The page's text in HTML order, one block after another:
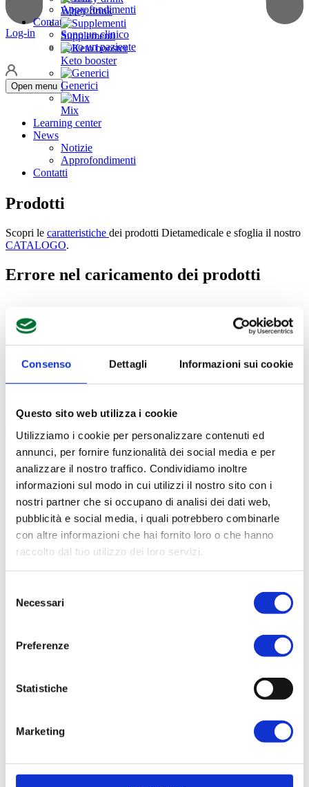
Consenso Dettagli Informazioni sui cookie
Questo sito web utilizza i cookie
Utilizziamo i cookie per personalizzare contenuti ed
annunci, per fornire funzionalità dei social media e per
analizzare il nostro traffico. Condividiamo inoltre
informazioni sul modo in cui utilizzi il nostro sito con i
nostri partner che si occupano di analisi dei dati web,
pubblicità e social media, i quali potrebbero combinarle
con altre informazioni che hai fornito loro o che hanno
raccolto dal tuo utilizzo dei loro servizi.
delNecessari
Preferenze
Statistiche
Marketing
Log-in
Approfondimenti
Contatti
Sono un clinico
Sono un paziente
Open menu
Whey drink
Supplementi
Keto booster
Generici
Mix
Learning center
News
Notizie
Approfondimenti
Contatti
Sono un paziente
Faq
Login
Scarica il Catalogo
Prodotti
Scopri le caratteristiche dei prodotti Dietamedicale e sfoglia il nostro
CATALOGO.
Errore nel caricamento dei prodotti
Filtri:
Ordina per proteine:
Caricamento prodotti...
Informazioni
Scarica il catalogo
Scarica Valori Nutrizionali
Calcolatore peso ideale